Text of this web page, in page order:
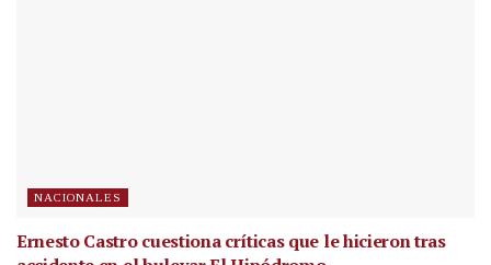
NACIONALES
Ernesto Castro cuestiona críticas que le hicieron tras